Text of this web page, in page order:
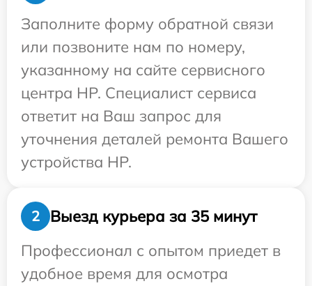
Заполните форму обратной связи
или позвоните нам по номеру,
указанному на сайте сервисного
центра HP. Специалист сервиса
ответит на Ваш запрос для
уточнения деталей ремонта Вашего
устройства HP.
2
Выезд курьера за 35 минут
Профессионал с опытом приедет в
удобное время для осмотра